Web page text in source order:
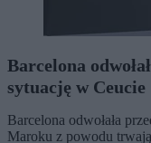
Barcelona
sytuację w Ceucie
Barcelona odwołała
Maroku z powodu